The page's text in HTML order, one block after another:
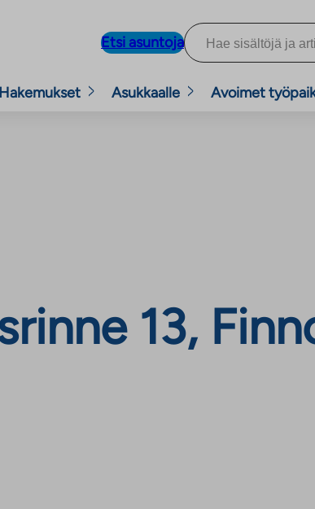
Etsi asuntoja
Hakemukset Asukkaalle Avoimet
13,